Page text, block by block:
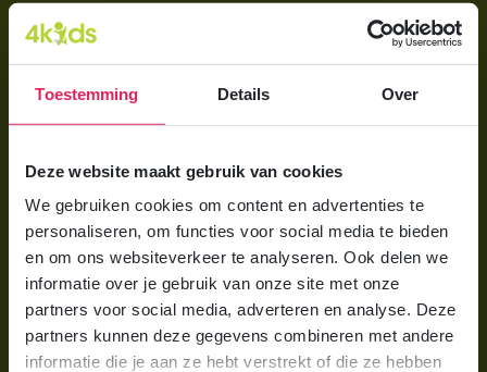
Toestemming Details Over
Deze website maakt gebruik van cookies
We gebruiken cookies om content en advertenties te
personaliseren, om functies voor social media te bieden
en om ons websiteverkeer te analyseren. Ook delen we
informatie over je gebruik van onze site met onze
partners voor social media, adverteren en analyse. Deze
partners kunnen deze gegevens combineren met andere
informatie die je aan ze hebt verstrekt of die ze hebben
Brochure aanvragen
Berekening maken
Wat is gastouderopvang?
Wat kost een gastouder?
Hoe vind ik een gastouder?
Voor gastouders
Gastouder worden bij 4Kids